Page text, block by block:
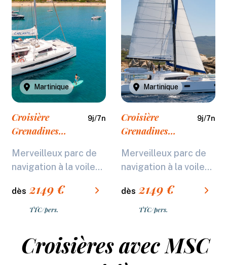
Martinique
Croisière
Grenadines
Élégance- 7 nuits
9j/7n
Merveilleux parc de
navigation à la voile...
dès 2149 €
TTC/pers.
Martinique
Croisière
Grenadines
Élégance- 7 nuits
9j/7n
Merveilleux parc de
navigation à la voile...
dès 2149 €
TTC/pers.
Croisières avec MSC